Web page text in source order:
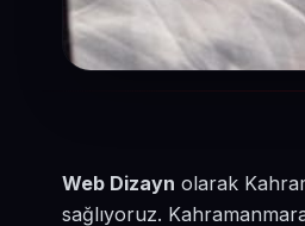
Web Dizayn olarak
sağlıyoruz.